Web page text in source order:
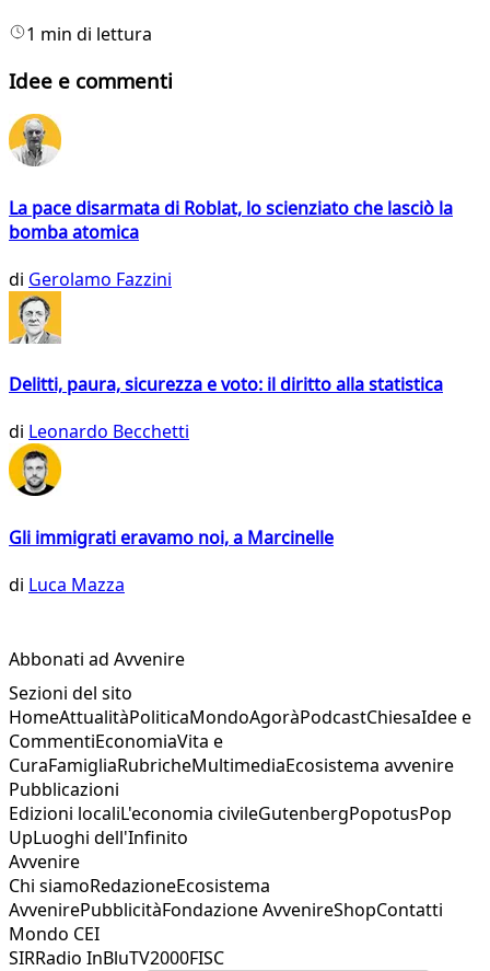
1 min di lettura
Idee e commenti
La pace disarmata di Roblat, lo scienziato che lasciò la
bomba atomica
di Gerolamo Fazzini
Delitti, paura, sicurezza e voto: il diritto alla statistica
di Leonardo Becchetti
Gli immigrati eravamo noi, a Marcinelle
di Luca Mazza
Abbonati ad Avvenire
Sezioni del sito
HomeAttualitàPoliticaMondoAgoràPodcastChiesaIdee e
CommentiEconomiaVita e
CuraFamigliaRubricheMultimediaEcosistema avvenire
Pubblicazioni
Edizioni localiL'economia civileGutenbergPopotusPop
UpLuoghi dell'Infinito
Avvenire
Chi siamoRedazioneEcosistema
AvvenirePubblicitàFondazione AvvenireShopContatti
Mondo CEI
SIRRadio InBluTV2000FISC